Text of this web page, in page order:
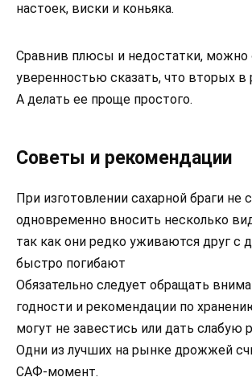
настоек, виски и коньяка.
Сравнив плюсы и недостатки, можно
уверенностью сказать, что вторых
А делать ее проще простого.
Советы и рекомендации
При изготовлении сахарной браги не
одновременно вносить несколько
так как они редко уживаются друг с
быстро погибают
Обязательно следует обращать
годности и рекомендации по
могут не завестись или дать слабую
Одни из лучших на рынке дрожжей
САФ-момент.